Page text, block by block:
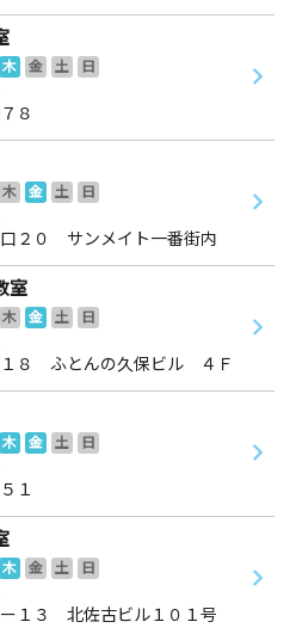
木 金 土
日
８
木 金 土
日
２０ サンメイト一番街内
室
木 金 土
日
８ ふとんの久保ビル ４Ｆ
木 金 土
日
１
木 金 土
日
１３ 北佐古ビル１０１号